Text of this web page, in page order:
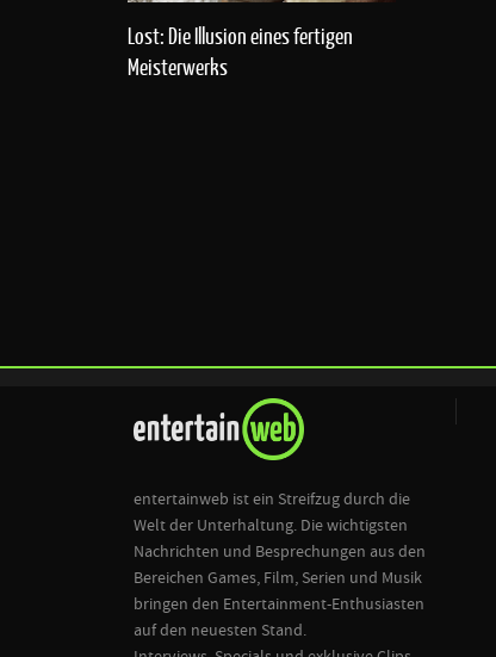
Lost: Die Illusion eines fertigen
Meisterwerks
entertainweb ist ein Streifzug durch die
Welt der Unterhaltung. Die wichtigsten
Nachrichten und Besprechungen aus den
Bereichen Games, Film, Serien und Musik
bringen den Entertainment-Enthusiasten
auf den neuesten Stand.